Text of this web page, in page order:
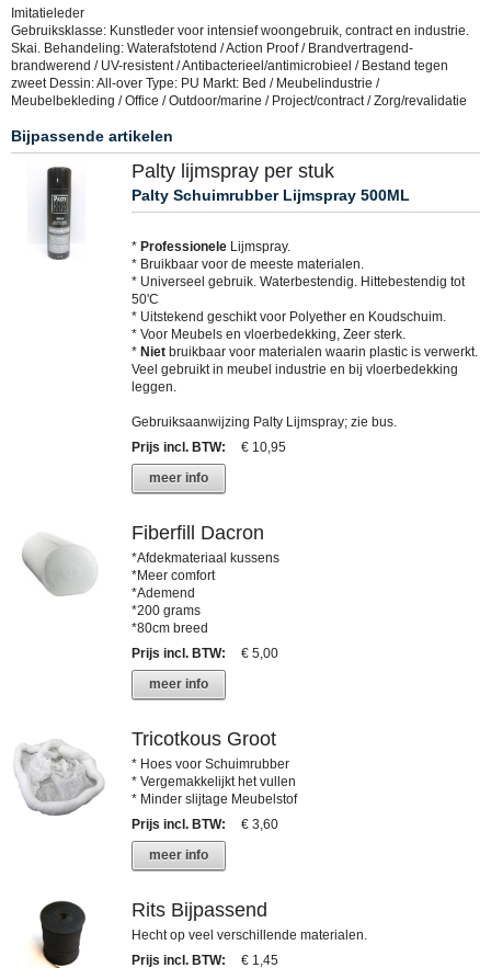
Imitatieleder
Gebruiksklasse: Kunstleder voor intensief woongebruik, contract en industrie.
Skai. Behandeling: Waterafstotend / Action Proof / Brandvertragend-
brandwerend / UV-resistent / Antibacterieel/antimicrobieel / Bestand tegen
zweet Dessin: All-over Type: PU Markt: Bed / Meubelindustrie /
Meubelbekleding / Office / Outdoor/marine / Project/contract / Zorg/revalidatie
Bijpassende artikelen
Palty lijmspray per stuk
Palty Schuimrubber Lijmspray 500ML
* Professionele Lijmspray.
* Bruikbaar voor de meeste materialen.
* Universeel gebruik. Waterbestendig. Hittebestendig tot
50'C
* Uitstekend geschikt voor Polyether en Koudschuim.
* Voor Meubels en vloerbedekking, Zeer sterk.
* Niet bruikbaar voor materialen waarin plastic is verwerkt.
Veel gebruikt in meubel industrie en bij vloerbedekking
leggen.
Gebruiksaanwijzing Palty Lijmspray; zie bus.
Prijs incl. BTW:
€ 10,95
meer info
Fiberfill Dacron
*Afdekmateriaal kussens
*Meer comfort
*Ademend
*200 grams
*80cm breed
Prijs incl. BTW:
€ 5,00
meer info
Tricotkous Groot
* Hoes voor Schuimrubber
* Vergemakkelijkt het vullen
* Minder slijtage Meubelstof
Prijs incl. BTW:
€ 3,60
meer info
Rits Bijpassend
Hecht op veel verschillende materialen.
Prijs incl. BTW: € 1,45